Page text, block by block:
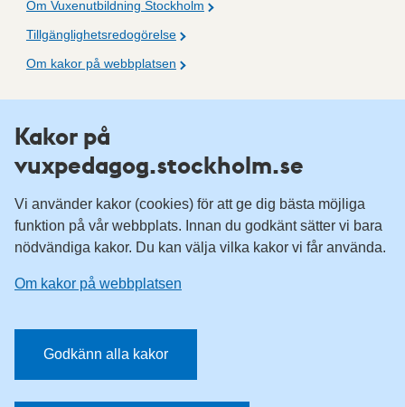
Om Vuxenutbildning Stockholm
Tillgänglighetsredogörelse
Om kakor på webbplatsen
Fler resurser
Vuxenutbildning Stockholm
Information för leverantörsskolor
Sociala medier
Vuxenutbildning Stockholm, Instagram
Har du tips på vad vi borde publicera på webbplatsen? Mejla
Kakor på
vuxpedagog.stockholm.se
Vi använder kakor (cookies) för att ge dig bästa möjliga
funktion på vår webbplats. Innan du godkänt sätter vi bara
nödvändiga kakor. Du kan välja vilka kakor vi får använda.
Om kakor på webbplatsen
Godkänn alla kakor